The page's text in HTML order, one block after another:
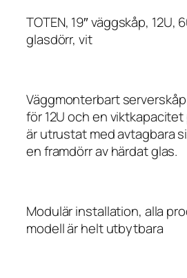
TOTEN, 19″ väggskåp, 12U,
glasdörr, vit
Väggmonterbart
för 12U och en
är utrustat med avtagbara
en framdörr av härdat glas.
Modulär installation, alla
modell är helt utbytbara